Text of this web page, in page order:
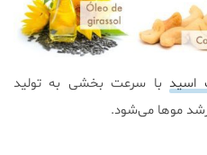
اسیدبا سرعت بخشی به تولید
موها می‌شود.